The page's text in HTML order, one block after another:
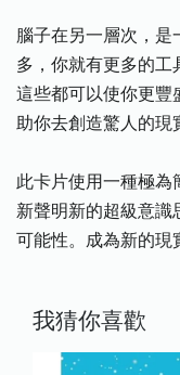
腦子在另一層次，是
多，你就有更多的工
這些都可以使你更豐
助你去創造驚人的現
此卡片使用一種極為
新聲明新的超級意識
可能性。成為新的現
我猜你喜歡